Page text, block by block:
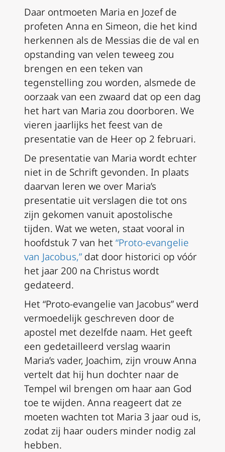
Daar ontmoeten Maria en Jozef de
profeten Anna en Simeon, die het kind
herkennen als de Messias die de val en
opstanding van velen teweeg zou
brengen en een teken van
tegenstelling zou worden, alsmede de
oorzaak van een zwaard dat op een dag
het hart van Maria zou doorboren. We
vieren jaarlijks het feest van de
presentatie van de Heer op 2 februari.
De presentatie van Maria wordt echter
niet in de Schrift gevonden. In plaats
daarvan leren we over Maria’s
presentatie uit verslagen die tot ons
zijn gekomen vanuit apostolische
tijden. Wat we weten, staat vooral in
hoofdstuk 7 van het“Proto-evangelie
van Jacobus,” dat door historici op vóór
het jaar 200 na Christus wordt
gedateerd.
Het “Proto-evangelie van Jacobus” werd
vermoedelijk geschreven door de
apostel met dezelfde naam. Het geeft
een gedetailleerd verslag waarin
Maria’s vader, Joachim, zijn vrouw Anna
vertelt dat hij hun dochter naar de
Tempel wil brengen om haar aan God
toe te wijden. Anna reageert dat ze
moeten wachten tot Maria 3 jaar oud is,
zodat zij haar ouders minder nodig zal
hebben.